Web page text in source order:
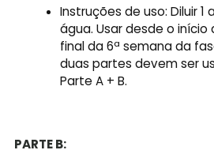
Instruções de uso: Diluir 1
água. Usar desde o início
final da 6ª semana da
duas partes devem ser
Parte A + B.
PARTE B: